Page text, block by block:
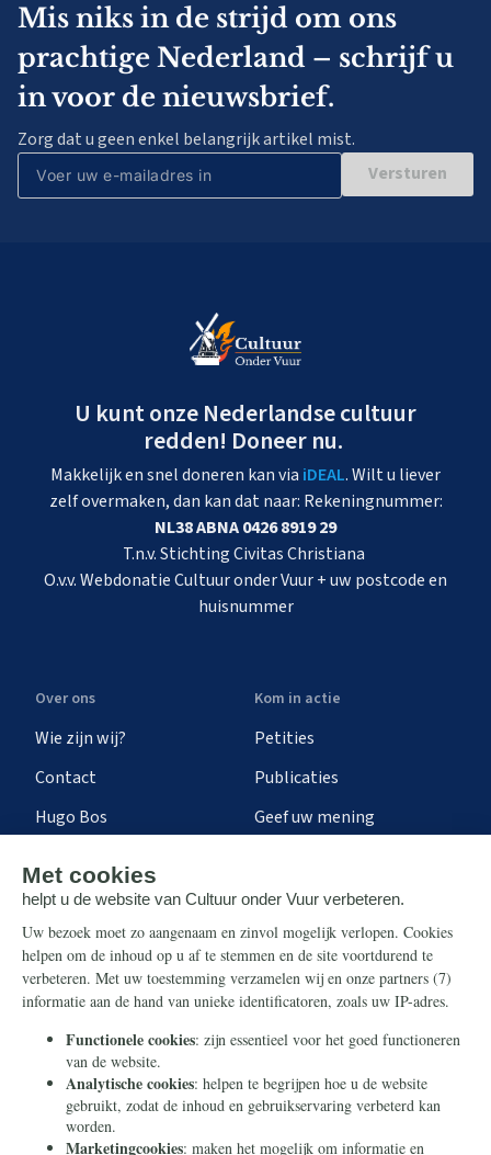
Mis niks in de strijd om ons
prachtige Nederland – schrijf u
in voor de nieuwsbrief.
Zorg dat u geen enkel belangrijk artikel mist.
Versturen
U kunt onze Nederlandse cultuur
redden! Doneer nu.
Makkelijk en snel doneren kan via iDEAL. Wilt u liever
zelf overmaken, dan kan dat naar: Rekeningnummer:
NL38 ABNA 0426 8919 29
T.n.v. Stichting Civitas Christiana
O.v.v. Webdonatie Cultuur onder Vuur + uw postcode en
huisnummer
Over ons
Wie zijn wij?
Contact
Hugo Bos
Kom in actie
Petities
Publicaties
Geef uw mening
Steun ons
Nieuwsbrief
Eenmalig
Maandelijks
Periodiek
Nalaten
Info
Contact
Ontvang onze Telegram-
berichten